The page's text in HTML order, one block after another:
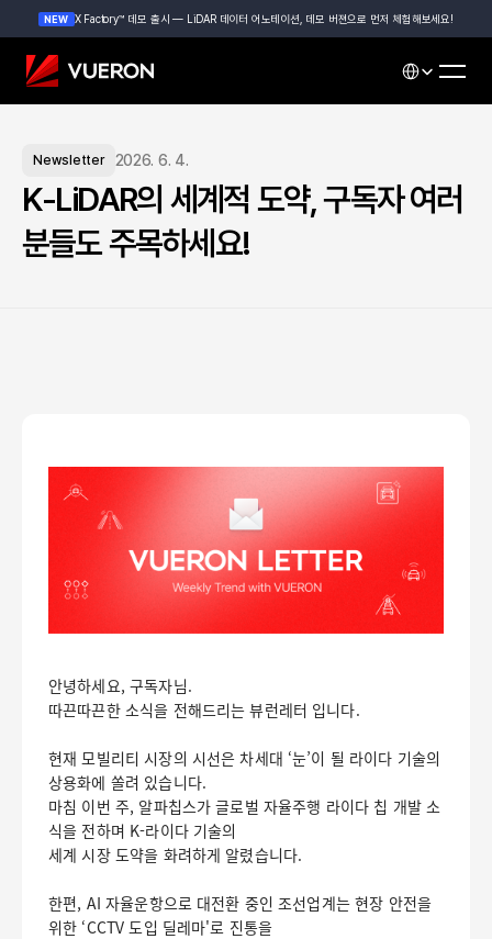
NEW X Factory™ 데모 출시 — LiDAR 데이터 어노테이션, 데모 버젼으로 먼저 체험해보세요!
Select
Newsletter 2026. 6. 4.
K-LiDAR의 세계적 도약, 구독자 여러
분들도 주목하세요!
안녕하세요, 구독자님.
따끈따끈한 소식을 전해드리는 뷰런레터 입니다.
현재 모빌리티 시장의 시선은 차세대 ‘눈’이 될 라이다 기술의
상용화에 쏠려 있습니다.
마침 이번 주, 알파칩스가 글로벌 자율주행 라이다 칩 개발 소
식을 전하며 K-라이다 기술의
세계 시장 도약을 화려하게 알렸습니다.
한편, AI 자율운항으로 대전환 중인 조선업계는 현장 안전을
위한 ‘CCTV 도입 딜레마'로 진통을